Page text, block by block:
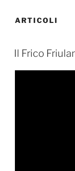
ARTICOLI
PUBBLICATO
IL
Il Frico